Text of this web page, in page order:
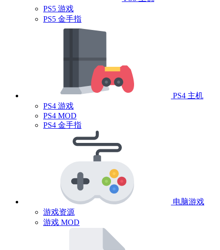
PS5 游戏
PS5 金手指
PS4 主机
PS4 游戏
PS4 MOD
PS4 金手指
电脑游戏
游戏资源
游戏 MOD